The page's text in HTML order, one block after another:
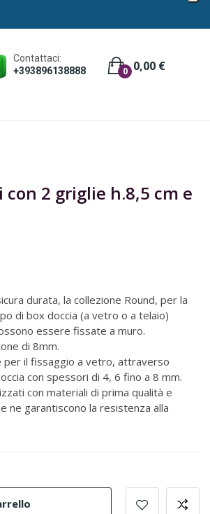
Contattaci:
+393896138888
0,00 €
0
2 griglie h.8,5 cm e
durata, la collezione Round, per la
di box doccia (a vetro o a telaio)
essere fissate a muro.
di 8mm.
per il fissaggio a vetro, attraverso
con spessori di 4, 6 fino a 8 mm.
con materiali di prima qualità e
ne garantiscono la resistenza alla